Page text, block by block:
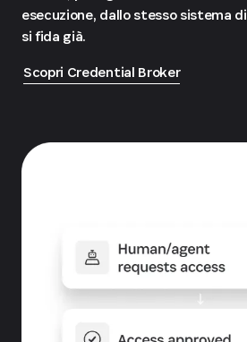
esecuzione, dallo stesso sistema
si fida già.
Scopri Credential Broker